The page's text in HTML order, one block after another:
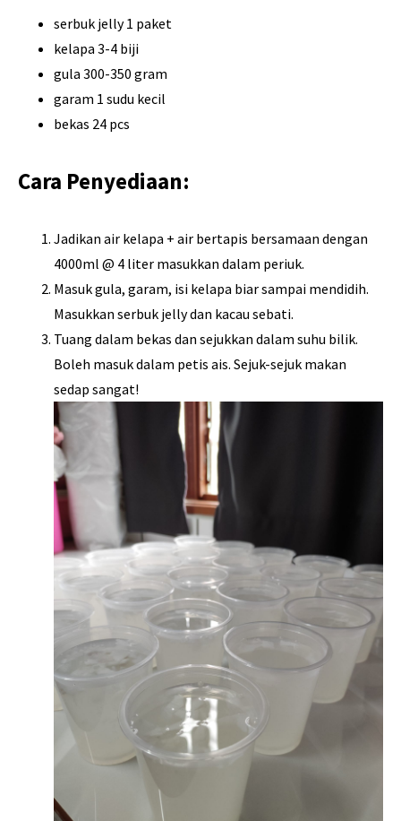
serbuk jelly 1 paket
kelapa 3-4 biji
gula 300-350 gram
garam 1 sudu kecil
bekas 24 pcs
Cara Penyediaan:
Jadikan air kelapa + air bertapis bersamaan dengan
4000ml @ 4 liter masukkan dalam periuk.
Masuk gula, garam, isi kelapa biar sampai mendidih.
Masukkan serbuk jelly dan kacau sebati.
Tuang dalam bekas dan sejukkan dalam suhu bilik.
Boleh masuk dalam petis ais. Sejuk-sejuk makan
sedap sangat!